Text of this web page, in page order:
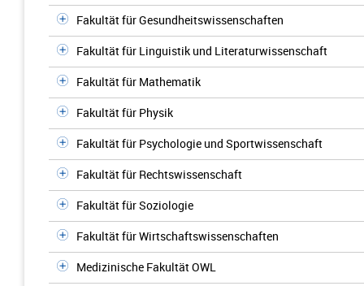
Fakultät für Gesundheitswissenschaften
Fakultät für Linguistik und Literaturwissenschaft
Fakultät für Mathematik
Fakultät für Physik
Fakultät für Psychologie und Sportwissenschaft
Fakultät für Rechtswissenschaft
Fakultät für Soziologie
Fakultät für Wirtschaftswissenschaften
Medizinische Fakultät OWL